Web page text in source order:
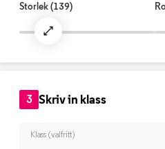
Storlek(139)
3 Skriv in klass
Klass (valfritt)